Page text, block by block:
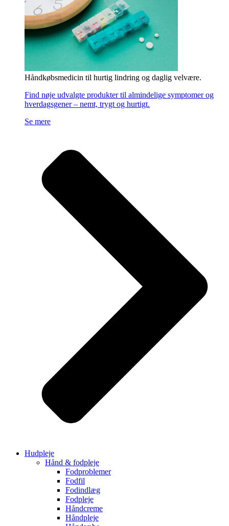
Håndkøbsmedicin til hurtig lindring og daglig velvære.
Find nøje udvalgte produkter til almindelige symptomer og
hverdagsgener – nemt, trygt og hurtigt.
Se mere
Hudpleje
Hånd & fodpleje
Fodproblemer
Fodfil
Fodindlæg
Fodpleje
Håndcreme
Håndpleje